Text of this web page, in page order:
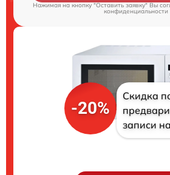
Нажимая на кнопку "Оставить заявку" Вы
конфиденциальности
-20%
Скидка
записи